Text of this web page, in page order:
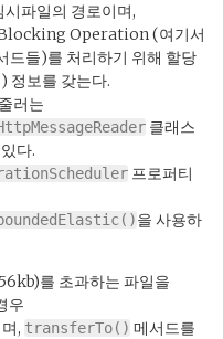
파일의 경로이며,
Operation (여기서
드들)를 처리하기 위해 할당
정보를 갖는다.
러는
클래스
다.
프로퍼티
을 사용하
를 초과하는 파일을
우
, transferTo() 메서드를